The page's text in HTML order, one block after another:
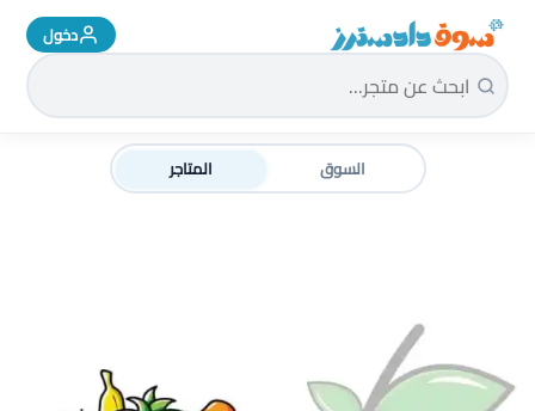
سوق دادسترز الرئيسية دخول
السوق المتاجر